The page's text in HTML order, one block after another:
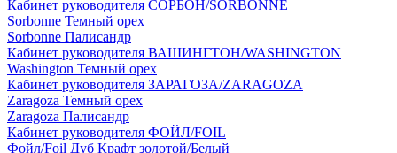
Кабинет руководителя СОРБОН/SORBONNE
Sorbonne Темный орех
Sorbonne Палисандр
Кабинет руководителя ВАШИНГТОН/WASHINGTON
Washington Темный орех
Кабинет руководителя ЗАРАГОЗА/ZARAGOZA
Zaragoza Темный орех
Zaragoza Палисандр
Кабинет руководителя ФОЙЛ/FOIL
Фойл/Foil Дуб Крафт золотой/Белый